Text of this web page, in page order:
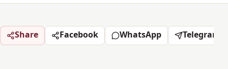
Share Facebook WhatsApp Telegram